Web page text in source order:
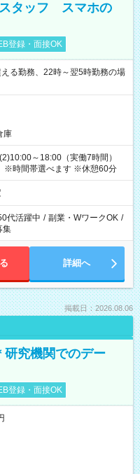
スタッフ スマホの
登録・面接OK
る勤務、22時～翌5時勤務の場
庫
～18:00（実働7時間）
※時間帯選べます ※休憩60分
代活躍中 / 副業・WワークOK /
集
詳細へ
掲載日：2026.08.06
研究機関でのデー
登録・面接OK